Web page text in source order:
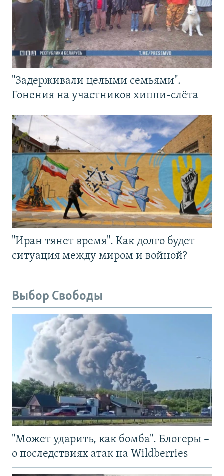
"Задерживали целыми семьями".
Гонения на участников хиппи-слёта
"Иран тянет время". Как долго будет
ситуация между миром и войной?
Выбор Свободы
"Может ударить, как бомба". Блогеры –
о последствиях атак на Wildberries